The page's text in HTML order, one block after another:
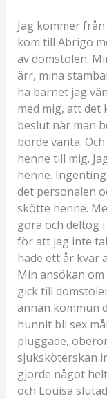
Jag kommer
kom till Abrigo
av domstolen.
ärr, mina
ha barnet jag
med mig, att det
beslut när man
borde vänta.
henne till mig.
henne.
det personalen
skötte henne.
göra och deltog i
för att jag inte
hade ett år kvar
Min ansökan
gick till
annan kommun
hunnit bli sex
pluggade,
sjuksköterskan
gjorde något
och Louisa